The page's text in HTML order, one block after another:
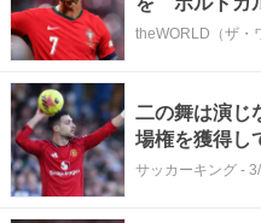
ド愛”「ファ
theWORLD（ザ・
二の舞は演じ
場権を獲得し
いけない」
サッカーキング -